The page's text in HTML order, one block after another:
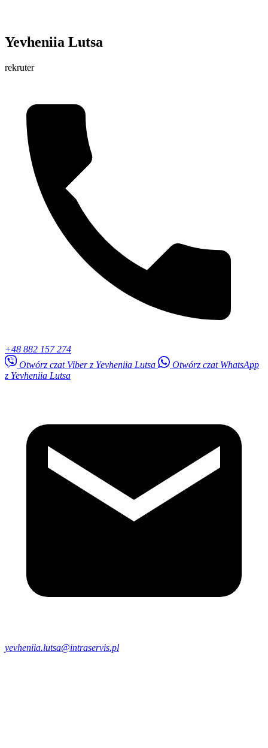
Yevheniia Lutsa
rekruter
+48 882 157 274
Otwórz czat Viber z Yevheniia Lutsa
Otwórz czat WhatsApp
z Yevheniia Lutsa
yevheniia.lutsa@intraservis.pl